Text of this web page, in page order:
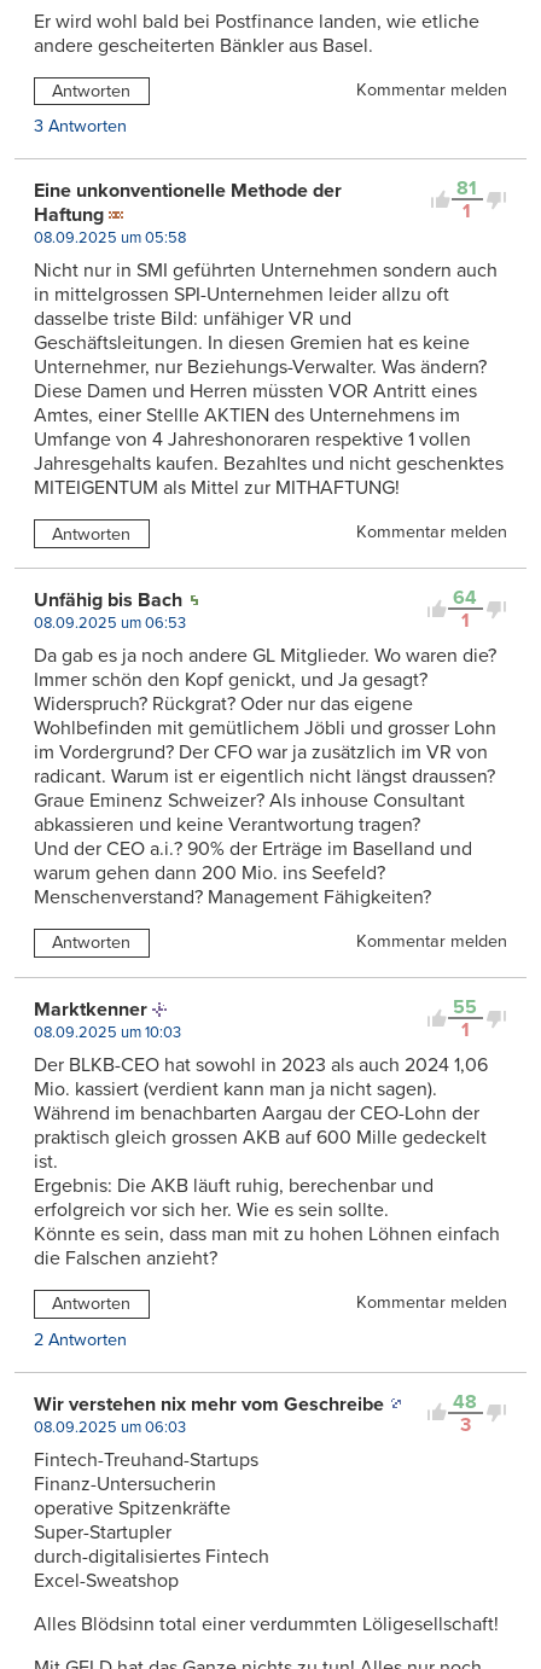
Er wird wohl bald bei Postfinance landen, wie etliche
andere gescheiterten Bänkler aus Basel.
Antworten
Kommentar melden
3 Antworten
81
1
Eine unkonventionelle Methode der
Haftung
08.09.2025 um 05:58
Nicht nur in SMI geführten Unternehmen sondern auch
in mittelgrossen SPI-Unternehmen leider allzu oft
dasselbe triste Bild: unfähiger VR und
Geschäftsleitungen. In diesen Gremien hat es keine
Unternehmer, nur Beziehungs-Verwalter. Was ändern?
Diese Damen und Herren müssten VOR Antritt eines
Amtes, einer Stellle AKTIEN des Unternehmens im
Umfange von 4 Jahreshonoraren respektive 1 vollen
Jahresgehalts kaufen. Bezahltes und nicht geschenktes
MITEIGENTUM als Mittel zur MITHAFTUNG!
Antworten Kommentar melden
64
1
Unfähig bis Bach
08.09.2025 um 06:53
Da gab es ja noch andere GL Mitglieder. Wo waren die?
Immer schön den Kopf genickt, und Ja gesagt?
Widerspruch? Rückgrat? Oder nur das eigene
Wohlbefinden mit gemütlichem Jöbli und grosser Lohn
im Vordergrund? Der CFO war ja zusätzlich im VR von
radicant. Warum ist er eigentlich nicht längst draussen?
Graue Eminenz Schweizer? Als inhouse Consultant
abkassieren und keine Verantwortung tragen?
Und der CEO a.i.? 90% der Erträge im Baselland und
warum gehen dann 200 Mio. ins Seefeld?
Menschenverstand? Management Fähigkeiten?
Antworten Kommentar melden
55
1
Marktkenner
08.09.2025 um 10:03
Der BLKB-CEO hat sowohl in 2023 als auch 2024 1,06
Mio. kassiert (verdient kann man ja nicht sagen).
Während im benachbarten Aargau der CEO-Lohn der
praktisch gleich grossen AKB auf 600 Mille gedeckelt
ist.
Ergebnis: Die AKB läuft ruhig, berechenbar und
erfolgreich vor sich her. Wie es sein sollte.
Könnte es sein, dass man mit zu hohen Löhnen einfach
die Falschen anzieht?
Antworten
Kommentar melden
2 Antworten
48
3
Wir verstehen nix mehr vom Geschreibe
08.09.2025 um 06:03
Fintech-Treuhand-Startups
Finanz-Untersucherin
operative Spitzenkräfte
Super-Startupler
durch-digitalisiertes Fintech
Excel-Sweatshop
Alles Blödsinn total einer verdummten Löligesellschaft!